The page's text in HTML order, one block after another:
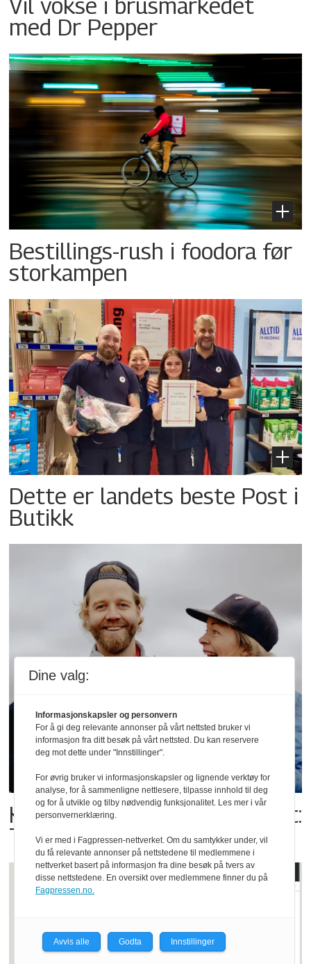
med Dr Pepper
Bestillings-rush i foodora før
storkampen
Dette er landets beste Post i
Butikk
Kolonihagens norske yoghurt:
Trues av melkemangel
Dine valg:
Informasjonskapsler og personvern
For å gi deg relevante annonser på vårt nettsted bruker vi
informasjon fra ditt besøk på vårt nettsted. Du kan reservere
deg mot dette under "Innstillinger".
For øvrig bruker vi informasjonskapsler og lignende verktøy for
analyse, for å sammenligne nettlesere, tilpasse innhold til deg
og for å utvikle og tilby nødvendig funksjonalitet. Les mer i vår
personvernerklæring.
Vi er med i Fagpressen-nettverket. Om du samtykker under, vil
du få relevante annonser på nettstedene til medlemmene i
nettverket basert på informasjon fra dine besøk på tvers av
disse nettstedene. En oversikt over medlemmene finner du på
Fagpressen.no.
Avvis alle Godta Innstillinger